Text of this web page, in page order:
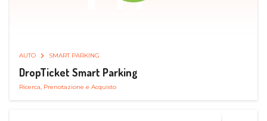
AUTO SMART PARKING
DropTicket Smart Parking
Ricerca, Prenotazione e Acquisto